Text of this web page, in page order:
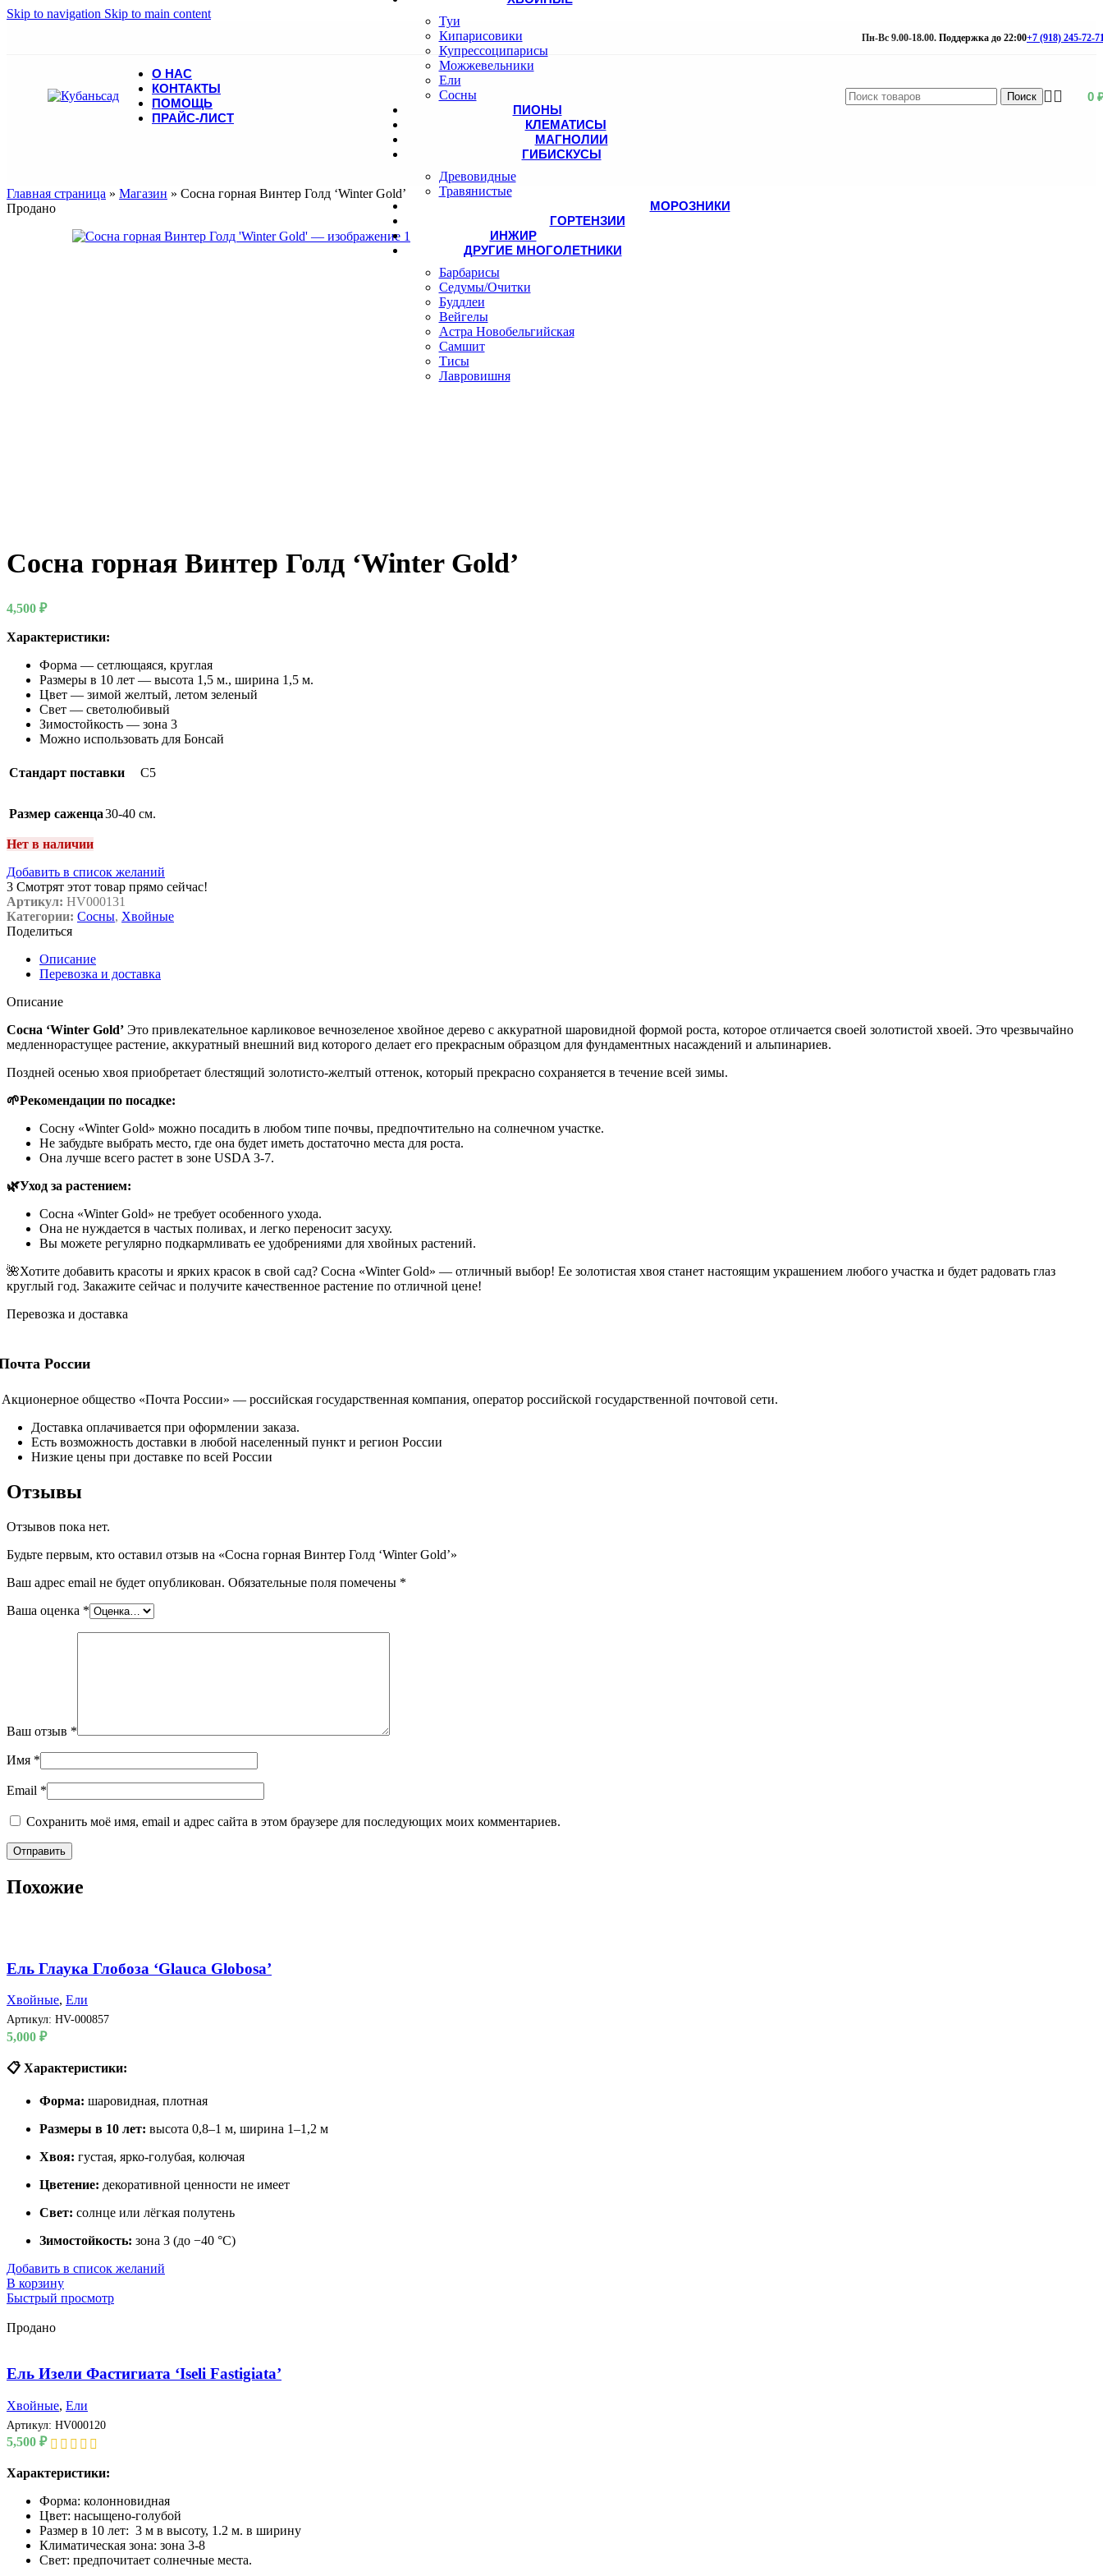
Skip to navigation Skip to main content
Пн-Вс 9.00-18.00. Поддержка до 22:00+7 (918) 245-72-
О НАС
КОНТАКТЫ
ПОМОЩЬ
ПРАЙС-ЛИСТ
Поиск 0
Туи
Кипарисовики
Купрессоципарисы
Можжевельники
Ели
Сосны
ПИОНЫ
КЛЕМАТИСЫ
МАГНОЛИИ
ГИБИСКУСЫ
Древовидные
Травянистые
МОРОЗНИКИ
ГОРТЕНЗИИ
ИНЖИР
ДРУГИЕ МНОГОЛЕТНИКИ
Барбарисы
Седумы/Очитки
Буддлеи
Вейгелы
Астра Новобельгийская
Самшит
Тисы
Лавровишня
Главная страница » Магазин » Сосна горная Винтер Голд ‘Winter Gold’
Продано
Сосна горная Винтер Голд ‘Winter Gold’
4,500 ₽
Характеристики:
Форма — сетлющаяся, круглая
Размеры в 10 лет — высота 1,5 м., ширина 1,5 м.
Цвет — зимой желтый, летом зеленый
Свет — светолюбивый
Зимостойкость — зона 3
Можно использовать для Бонсай
Стандарт поставки C5
Размер саженца30-40 см.
Нет в наличии
Добавить в список желаний
3 Смотрят этот товар прямо сейчас!
Артикул: HV000131
Категории: Сосны, Хвойные
Поделиться
Описание
Перевозка и доставка
Описание
Сосна ‘Winter Gold’ Это привлекательное карликовое вечнозеленое хвойное дерево с аккуратной шаровидной формой роста, которое отличается своей золотистой хвоей. Это чрезвычайно
медленнорастущее растение, аккуратный внешний вид которого делает его прекрасным образцом для фундаментных насаждений и альпинариев.
Поздней осенью хвоя приобретает блестящий золотисто-желтый оттенок, который прекрасно сохраняется в течение всей зимы.
🌱Рекомендации по посадке:
Сосну «Winter Gold» можно посадить в любом типе почвы, предпочтительно на солнечном участке.
Не забудьте выбрать место, где она будет иметь достаточно места для роста.
Она лучше всего растет в зоне USDA 3-7.
🌿Уход за растением:
Сосна «Winter Gold» не требует особенного ухода.
Она не нуждается в частых поливах, и легко переносит засуху.
Вы можете регулярно подкармливать ее удобрениями для хвойных растений.
🌺Хотите добавить красоты и ярких красок в свой сад? Сосна «Winter Gold» — отличный выбор! Ее золотистая хвоя станет настоящим украшением любого участка и будет радовать глаз
круглый год. Закажите сейчас и получите качественное растение по отличной цене!
Перевозка и доставка
России
общество «Почта России» — российская государственная компания, оператор российской государственной почтовой сети.
Доставка оплачивается при оформлении заказа.
Есть возможность доставки в любой населенный пункт и регион России
Низкие цены при доставке по всей России
Отзывы
Отзывов пока нет.
Будьте первым, кто оставил отзыв на «Сосна горная Винтер Голд ‘Winter Gold’»
Ваш адрес email не будет опубликован. Обязательные поля помечены *
Ваша оценка *
Ваш отзыв *
Имя *
Email *
Сохранить моё имя, email и адрес сайта в этом браузере для последующих моих комментариев.
Похожие
Ель Глаука Глобоза ‘Glauca Globosa’
Хвойные, Ели
Артикул: HV-000857
5,000 ₽
📋 Характеристики:
Форма: шаровидная, плотная
Размеры в 10 лет: высота 0,8–1 м, ширина 1–1,2 м
Хвоя: густая, ярко-голубая, колючая
Цветение: декоративной ценности не имеет
Свет: солнце или лёгкая полутень
Зимостойкость: зона 3 (до −40 °C)
Добавить в список желаний
В корзину
Быстрый просмотр
Продано
Ель Изели Фастигиата ‘Iseli Fastigiata’
Хвойные, Ели
Артикул: HV000120
5,500 ₽
Характеристики:
Форма: колонновидная
Цвет: насыщено-голубой
Размер в 10 лет: 3 м в высоту, 1.2 м. в ширину
Климатическая зона: зона 3-8
Свет: предпочитает солнечные места.